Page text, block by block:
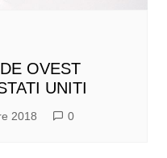
OVEST
UNITI
2018 0